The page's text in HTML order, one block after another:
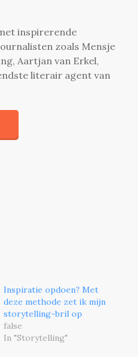
inspirerende
zoals Mensje
Aartjan van Erkel,
literair agent van
Inspiratie opdoen? Met
deze methode zet ik mijn
storytelling-bril op
false
In "Storytelling"